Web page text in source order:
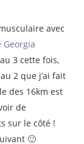
avec
Georgia
3 cette fois,
2 que j’ai fait
des 16km est
de
sur le côté !
🙂